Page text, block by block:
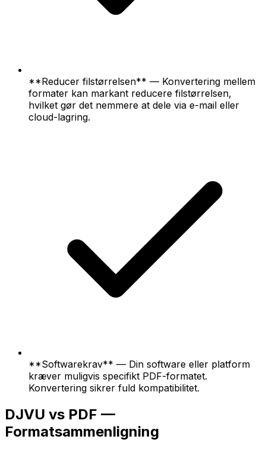
**Reducer filstørrelsen** — Konvertering mellem
formater kan markant reducere filstørrelsen,
hvilket gør det nemmere at dele via e-mail eller
cloud-lagring.
**Softwarekrav** — Din software eller platform
kræver muligvis specifikt PDF-formatet.
Konvertering sikrer fuld kompatibilitet.
DJVU vs PDF —
Formatsammenligning